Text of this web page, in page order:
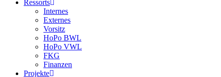
Ressorts
Internes
Externes
Vorsitz
HoPo BWL
HoPo VWL
FKG
Finanzen
Projekte